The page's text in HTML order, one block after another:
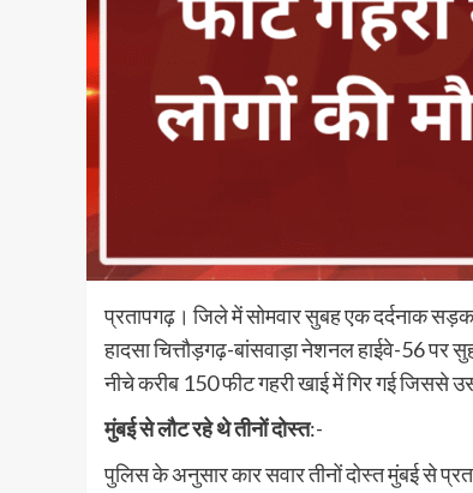
प्रतापगढ़। जिले में सोमवार सुबह एक दर्दनाक सड़क
हादसा चित्तौड़गढ़-बांसवाड़ा नेशनल हाईवे-56 पर
नीचे करीब 150 फीट गहरी खाई में गिर गई जिससे
मुंबई से लौट रहे थे तीनों दोस्त:-
पुलिस के अनुसार कार सवार तीनों दोस्त मुंबई से